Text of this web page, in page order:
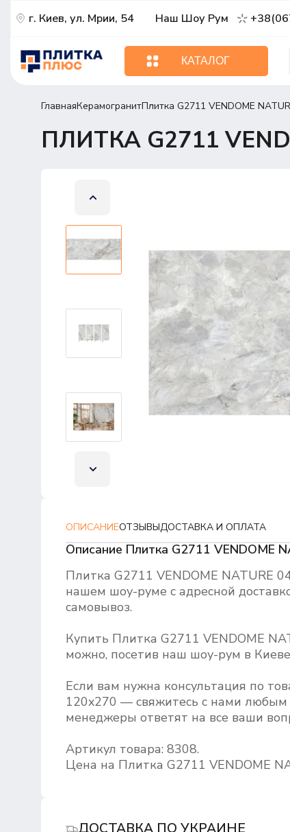
г. Киев, ул. Мрии, 54 Наш Шоу Рум
КАТАЛОГ
ГлавнаяКерамогранитПлитка G2711 VENDOME
ПЛИТКА G2711
ОПИСАНИЕОТЗЫВЫДОСТАВКА И ОПЛАТА
Описание Плитка G2711 VENDOME
Плитка G2711 VENDOME NATURE
нашем шоу-руме с адресной
самовывоз.
Купить Плитка G2711 VENDOME
можно, посетив наш шоу-рум в
Если вам нужна консультация по
120x270 — свяжитесь с нами любым
менеджеры ответят на все ваши
Артикул товара: 8308.
Цена на Плитка G2711 VENDOME